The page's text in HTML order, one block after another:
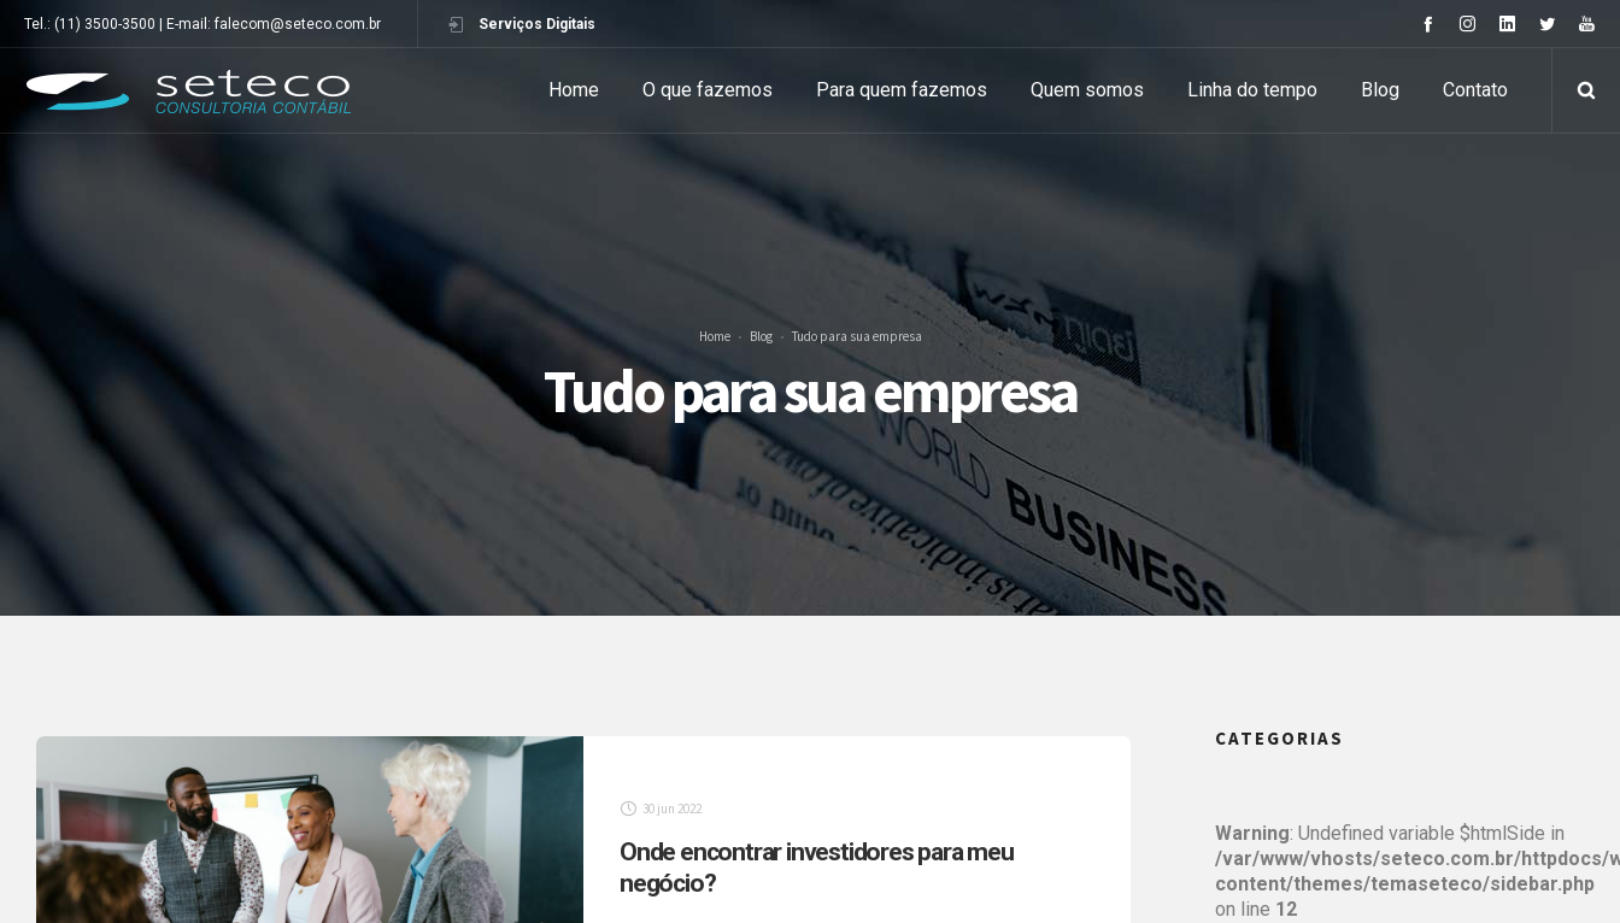
Tel.: (11) 3500-3500 | E-mail: falecom@seteco.com.br Serviços Digitais
Home O que fazemos Para quem fazemos Quem somos Linha do tempo Blog Contato
Home Blog Tudo para sua empresa
Tudo para sua empresa
30 jun 2022
Onde encontrar investidores para meu
negócio?
CATEGORIAS
Warning: Undefined variable $htmlSide in
/var/www/vhosts/seteco.com.br/httpdocs/
content/themes/temaseteco/sidebar.php
on line 12